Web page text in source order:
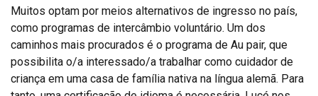
Muitos optam por meios alternativos de ingresso no país,
como programas de intercâmbio voluntário. Um dos
caminhos mais procurados é o programa de Au pair, que
possibilita o/a interessado/a trabalhar como cuidador de
criança em uma casa de família nativa na língua alemã. Para